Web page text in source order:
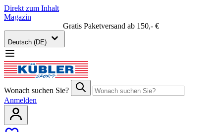
Direkt zum Inhalt
Magazin
Gratis Paketversand ab 150,- €
Deutsch (DE)
Wonach suchen Sie?
Anmelden